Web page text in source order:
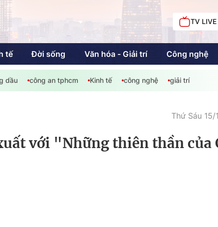
TV LIVE
tế Đời sống Văn hóa - Giải trí Công nghệ
- Giải trí
Giáo dục Kinh tế
dầu công an tphcm Kinh tế công nghệ giải trí
Thứ Sáu
với "Những thiên thần của